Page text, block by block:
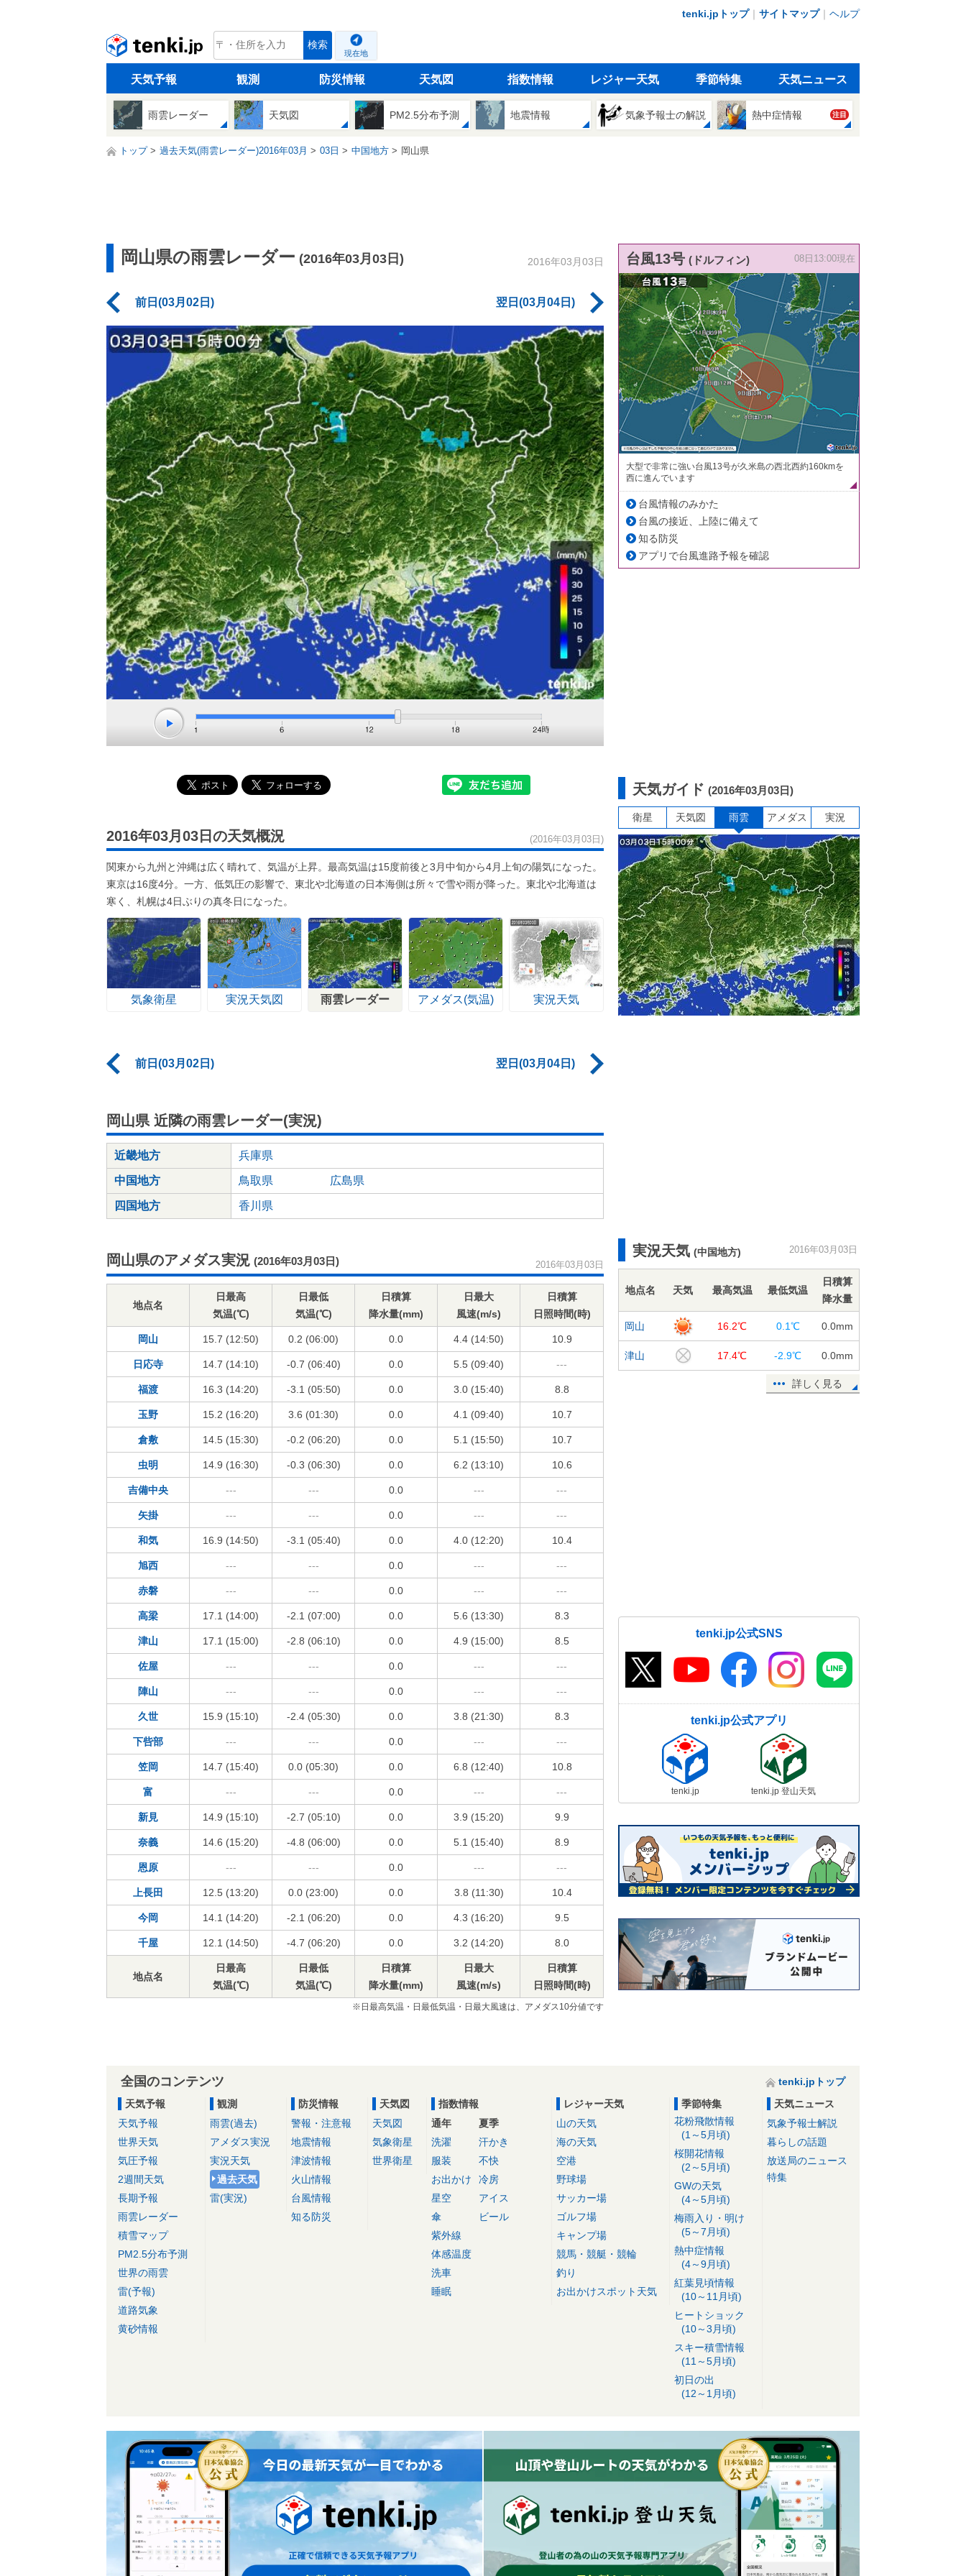
tenki.jpトップ｜ サイトマップ｜ ヘルプ
tenki.jp 検索
現在地
天気予報 観測 防災情報 天気図 指数情報 レジャー天気 季節特集 天気ニュース
雨雲レーダー 天気図 PM2.5分布予測 地震情報 気象予報士の解説 熱中症情報 注目
トップ 過去天気(雨雲レーダー)2016年03月 03日 中国地方 岡山県
岡山県の雨雲レーダー (2016年03月03日) 2016年03月03日
前日(03月02日) 翌日(03月04日)
2016年03月03日の天気概況 (2016年03月03日)
関東から九州と沖縄は広く晴れて、気温が上昇。最高気温は15度前後と3月中旬から4月上旬の陽気になった。
東京は16度4分。一方、低気圧の影響で、東北や北海道の日本海側は所々で雪や雨が降った。東北や北海道は
寒く、札幌は4日ぶりの真冬日になった。
気象衛星 実況天気図 雨雲レーダー アメダス(気温) 実況天気
前日(03月02日) 翌日(03月04日)
岡山県 近隣の雨雲レーダー(実況)
近畿地方 兵庫県
中国地方 鳥取県 広島県
四国地方 香川県
岡山県のアメダス実況 (2016年03月03日) 2016年03月03日
地点名
日最高
気温(℃)
日最低
気温(℃)
日積算
降水量(mm)
日最大
風速(m/s)
日積算
日照時間(時)
岡山 15.7 (12:50) 0.2 (06:00) 0.0 4.4 (14:50) 10.9
日応寺 14.7 (14:10) -0.7 (06:40) 0.0 5.5 (09:40) ---
福渡 16.3 (14:20) -3.1 (05:50) 0.0 3.0 (15:40) 8.8
玉野 15.2 (16:20) 3.6 (01:30) 0.0 4.1 (09:40) 10.7
倉敷 14.5 (15:30) -0.2 (06:20) 0.0 5.1 (15:50) 10.7
虫明 14.9 (16:30) -0.3 (06:30) 0.0 6.2 (13:10) 10.6
吉備中央 --- --- 0.0 --- ---
矢掛 --- --- 0.0 --- ---
和気 16.9 (14:50) -3.1 (05:40) 0.0 4.0 (12:20) 10.4
旭西 --- --- 0.0 --- ---
赤磐 --- --- 0.0 --- ---
高梁 17.1 (14:00) -2.1 (07:00) 0.0 5.6 (13:30) 8.3
津山 17.1 (15:00) -2.8 (06:10) 0.0 4.9 (15:00) 8.5
佐屋 --- --- 0.0 --- ---
陣山 --- --- 0.0 --- ---
久世 15.9 (15:10) -2.4 (05:30) 0.0 3.8 (21:30) 8.3
下呰部 --- --- 0.0 --- ---
笠岡 14.7 (15:40) 0.0 (05:30) 0.0 6.8 (12:40) 10.8
富 --- --- 0.0 --- ---
新見 14.9 (15:10) -2.7 (05:10) 0.0 3.9 (15:20) 9.9
奈義 14.6 (15:20) -4.8 (06:00) 0.0 5.1 (15:40) 8.9
恩原 --- --- 0.0 --- ---
上長田 12.5 (13:20) 0.0 (23:00) 0.0 3.8 (11:30) 10.4
今岡 14.1 (14:20) -2.1 (06:20) 0.0 4.3 (16:20) 9.5
千屋 12.1 (14:50) -4.7 (06:20) 0.0 3.2 (14:20) 8.0
地点名
日最高
気温(℃)
日最低
気温(℃)
日積算
降水量(mm)
日最大
風速(m/s)
日積算
日照時間(時)
※日最高気温・日最低気温・日最大風速は、アメダス10分値です
台風13号 (ドルフィン) 08日13:00現在
大型で非常に強い台風13号が久米島の西北西約160kmを
西に進んでいます
台風情報のみかた
台風の接近、上陸に備えて
知る防災
アプリで台風進路予報を確認
天気ガイド (2016年03月03日)
衛星 天気図 雨雲 アメダス 実況
実況天気 (中国地方) 2016年03月03日
地点名 天気 最高気温 最低気温
日積算
降水量
岡山 16.2℃ 0.1℃ 0.0mm
津山 17.4℃ -2.9℃ 0.0mm
詳しく見る
tenki.jp公式SNS
tenki.jp公式アプリ
tenki.jp tenki.jp 登山天気
全国のコンテンツ
tenki.jpトップ
天気予報
天気予報
世界天気
気圧予報
2週間天気
長期予報
雨雲レーダー
積雪マップ
PM2.5分布予測
世界の雨雲
雷(予報)
道路気象
黄砂情報
観測
雨雲(過去)
アメダス実況
実況天気
過去天気
雷(実況)
防災情報
警報・注意報
地震情報
津波情報
火山情報
台風情報
知る防災
天気図
天気図
気象衛星
世界衛星
指数情報
通年
洗濯
服装
お出かけ
星空
傘
紫外線
体感温度
洗車
睡眠
夏季
汗かき
不快
冷房
アイス
ビール
レジャー天気
山の天気
海の天気
空港
野球場
サッカー場
ゴルフ場
キャンプ場
競馬・競艇・競輪
釣り
お出かけスポット天気
季節特集
花粉飛散情報
(1～5月頃)
桜開花情報
(2～5月頃)
GWの天気
(4～5月頃)
梅雨入り・明け
(5～7月頃)
熱中症情報
(4～9月頃)
紅葉見頃情報
(10～11月頃)
ヒートショック
(10～3月頃)
スキー積雪情報
(11～5月頃)
初日の出
(12～1月頃)
天気ニュース
気象予報士解説
暮らしの話題
放送局のニュース
特集